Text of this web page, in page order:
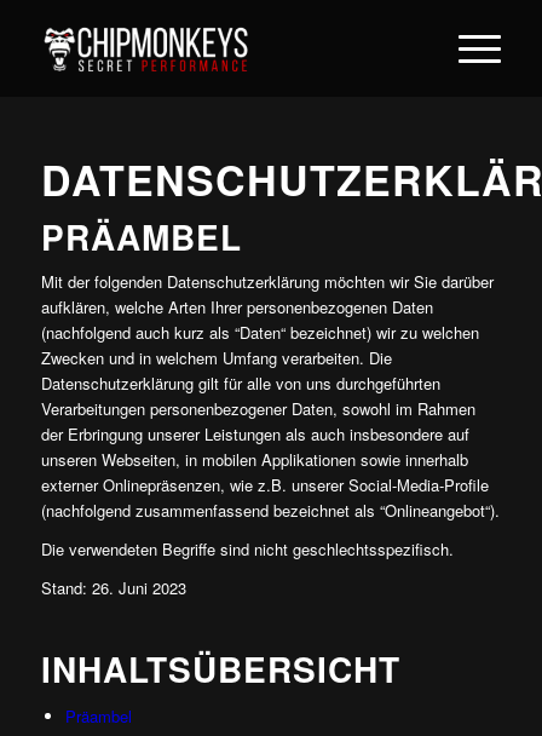
PRÄAMBEL
Mit der folgenden Datenschutzerklärung möchten wir Sie darüber
aufklären, welche Arten Ihrer personenbezogenen Daten
(nachfolgend auch kurz als “Daten“ bezeichnet) wir zu welchen
Zwecken und in welchem Umfang verarbeiten. Die
Datenschutzerklärung gilt für alle von uns durchgeführten
Verarbeitungen personenbezogener Daten, sowohl im Rahmen
der Erbringung unserer Leistungen als auch insbesondere auf
unseren Webseiten, in mobilen Applikationen sowie innerhalb
externer Onlinepräsenzen, wie z.B. unserer Social-Media-Profile
(nachfolgend zusammenfassend bezeichnet als “Onlineangebot“).
Die verwendeten Begriffe sind nicht geschlechtsspezifisch.
Stand: 26. Juni 2023
INHALTSÜBERSICHT
Präambel